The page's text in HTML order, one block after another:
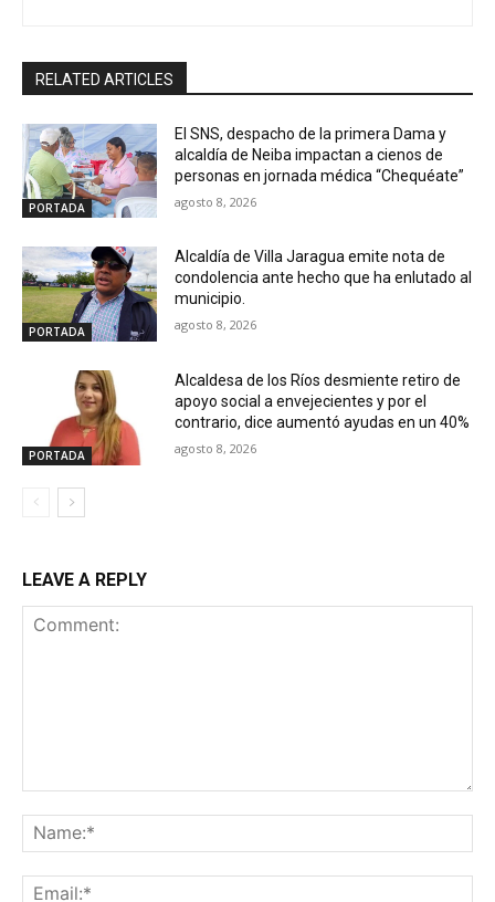
RELATED ARTICLES
PORTADA
El SNS, despacho de la primera Dama y
alcaldía de Neiba impactan a cienos de
personas en jornada médica “Chequéate”
agosto 8, 2026
PORTADA
Alcaldía de Villa Jaragua emite nota de
condolencia ante hecho que ha enlutado al
municipio.
agosto 8, 2026
PORTADA
Alcaldesa de los Ríos desmiente retiro de
apoyo social a envejecientes y por el
contrario, dice aumentó ayudas en un 40%
agosto 8, 2026
LEAVE A REPLY